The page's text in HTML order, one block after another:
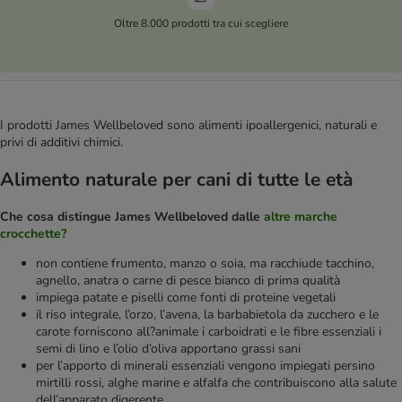
Oltre 8.000 prodotti tra cui scegliere
I prodotti James Wellbeloved sono alimenti ipoallergenici, naturali e
privi di additivi chimici.
Alimento naturale per cani di tutte le età
Che cosa distingue James Wellbeloved dalle altre marche
crocchette?
non contiene frumento, manzo o soia, ma racchiude tacchino,
agnello, anatra o carne di pesce bianco di prima qualità
impiega patate e piselli come fonti di proteine vegetali
il riso integrale, l’orzo, l’avena, la barbabietola da zucchero e le
carote forniscono all?animale i carboidrati e le fibre essenziali i
semi di lino e l’olio d’oliva apportano grassi sani
per l’apporto di minerali essenziali vengono impiegati persino
mirtilli rossi, alghe marine e alfalfa che contribuiscono alla salute